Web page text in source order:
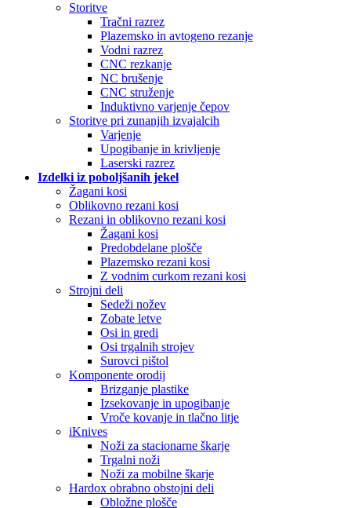
Storitve
Tračni razrez
Plazemsko in avtogeno rezanje
Vodni razrez
CNC rezkanje
NC brušenje
CNC struženje
Induktivno varjenje čepov
Storitve pri zunanjih izvajalcih
Varjenje
Upogibanje in krivljenje
Laserski razrez
Izdelki iz poboljšanih jekel
Žagani kosi
Oblikovno rezani kosi
Rezani in oblikovno rezani kosi
Žagani kosi
Predobdelane plošče
Plazemsko rezani kosi
Z vodnim curkom rezani kosi
Strojni deli
Sedeži nožev
Zobate letve
Osi in gredi
Osi trgalnih strojev
Surovci pištol
Komponente orodij
Brizganje plastike
Izsekovanje in upogibanje
Vroče kovanje in tlačno litje
iKnives
Noži za stacionarne škarje
Trgalni noži
Noži za mobilne škarje
Hardox obrabno obstojni deli
Obložne plošče